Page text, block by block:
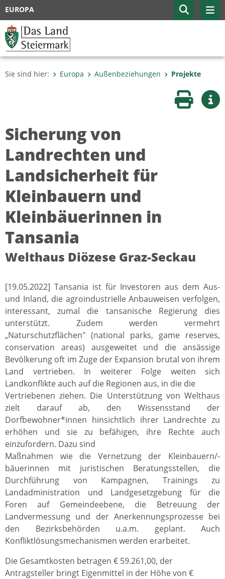
EUROPA
Sie sind hier: Europa Außenbeziehungen Projekte
Seite
Sicherung von
Landrechten und
Landsicherheit für
Kleinbauern und
Kleinbäuerinnen in
Tansania
Welthaus Diözese Graz-Seckau
[19.05.2022] Tansania ist für Investoren aus dem Aus-
und Inland, die agroindustrielle Anbauweisen verfolgen,
interessant, zumal die tansanische Regierung dies
unterstützt. Zudem werden vermehrt
„Naturschutzflächen" (national parks, game reserves,
conservation areas) ausgeweitet und die ansässige
Bevölkerung oft im Zuge der Expansion brutal von ihrem
Land vertrieben. In weiterer Folge weiten sich
Landkonflikte auch auf die Regionen aus, in die die
Vertriebenen ziehen. Die Unterstützung von Welthaus
zielt darauf ab, den Wissensstand der
Dorfbewohner*innen hinsichtlich ihrer Landrechte zu
erhöhen und sie zu befähigen, ihre Rechte auch
einzufordern. Dazu sind
Maßnahmen wie die Vernetzung der Kleinbauern/-
bäuerinnen mit juristischen Beratungsstellen, die
Durchführung von Kampagnen, Trainings zu
Landadministration und Landgesetzgebung für die
Foren auf Gemeindeebene, die Betreuung der
Landvermessung und der Anerkennungsprozesse bei
den Bezirksbehörden u.a.m. geplant. Auch
Konfliktlösungsmechanismen werden erarbeitet.
Die Gesamtkosten betragen € 59.261,00, der
Antragsteller bringt Eigenmittel in der Höhe von €